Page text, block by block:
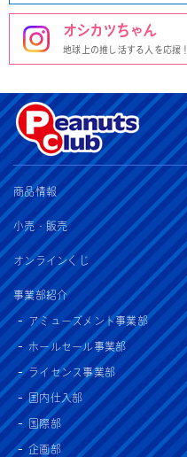
オシカツちゃん
地球上の推し活する人を応援！
商品情報
小売・販売
オンラインくじ
事業部紹介
アミューズメント事業部
ホールセール事業部
ライセンス事業部
国内仕入部
国際部
企画部